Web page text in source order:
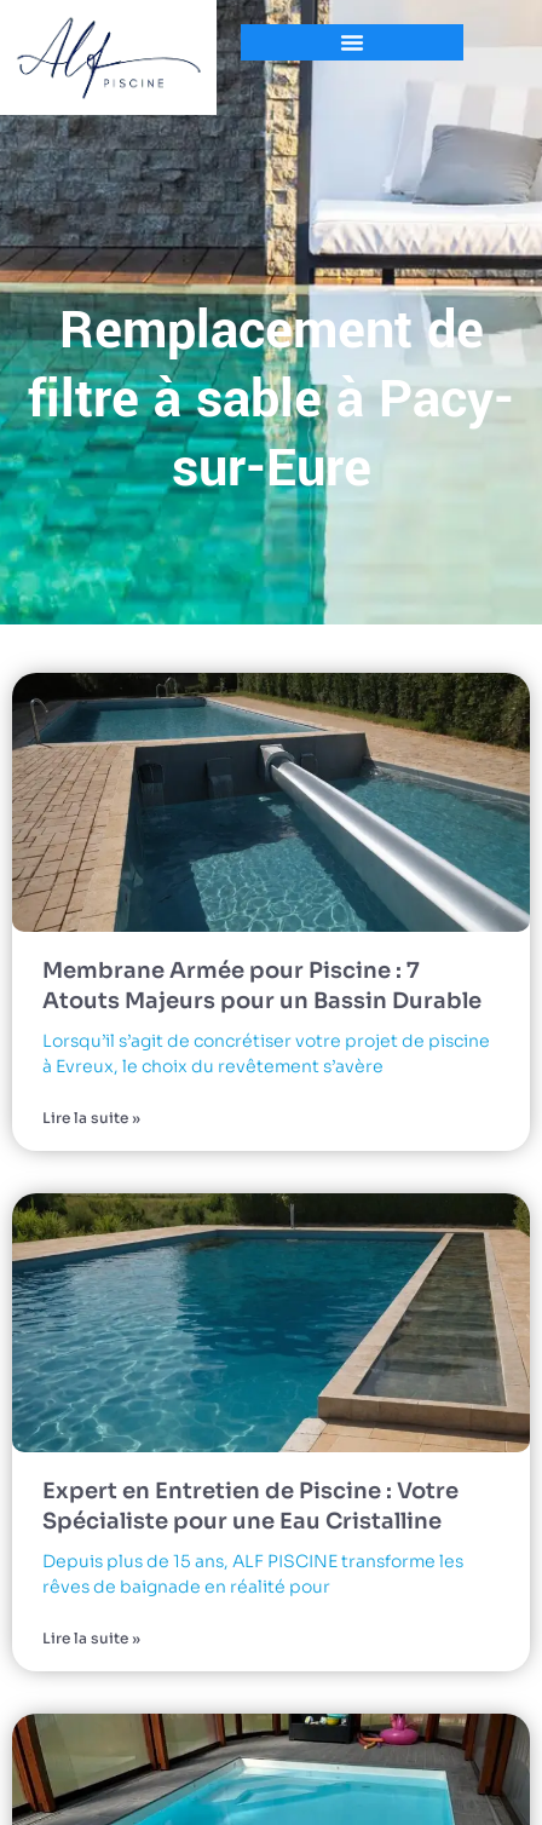
Remplacement de
filtre à sable à Pacy-
sur-Eure
Membrane Armée pour Piscine : 7
Atouts Majeurs pour un Bassin Durable
Lorsqu’il s’agit de concrétiser votre projet de piscine
à Evreux, le choix du revêtement s’avère
Lire la suite »
Expert en Entretien de Piscine : Votre
Spécialiste pour une Eau Cristalline
Depuis plus de 15 ans, ALF PISCINE transforme les
rêves de baignade en réalité pour
Lire la suite »